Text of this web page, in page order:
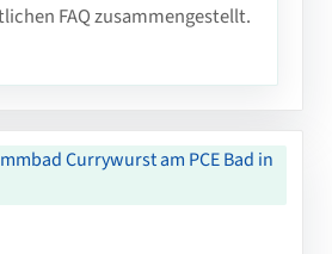
FAQ zusammengestellt.